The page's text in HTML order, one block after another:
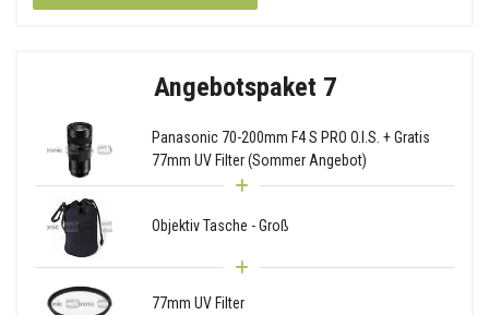
Angebotspaket 7
Panasonic 70-200mm F4 S PRO O.I.S. + Gratis
77mm UV Filter (Sommer Angebot)
Objektiv Tasche - Groß
77mm UV Filter